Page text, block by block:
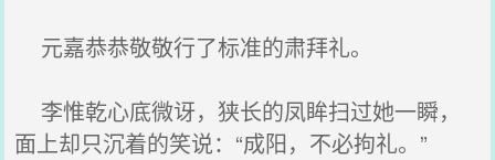
元嘉恭恭敬敬行了标准的肃拜礼。
李惟乾心底微讶，狭长的凤眸扫过她一瞬，
面上却只沉着的笑说：“成阳，不必拘礼。”